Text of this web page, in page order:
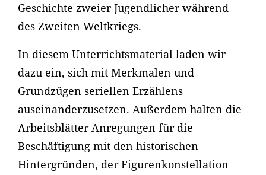
Geschichte zweier Jugendlicher während
des Zweiten Weltkriegs.
In diesem Unterrichtsmaterial laden wir
dazu ein, sich mit Merkmalen und
Grundzügen seriellen Erzählens
auseinanderzusetzen. Außerdem halten die
Arbeitsblätter Anregungen für die
Beschäftigung mit den historischen
Hintergründen, der Figurenkonstellation